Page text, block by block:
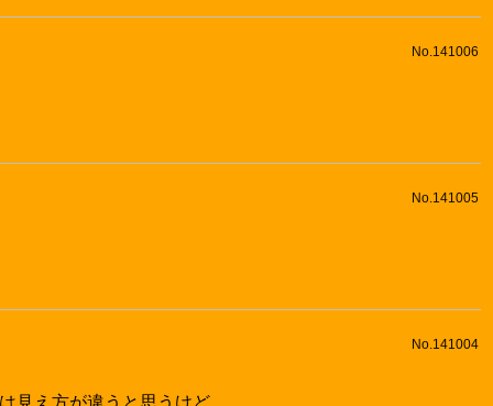
No.141006
No.141005
No.141004
見え方が違うと思うけど